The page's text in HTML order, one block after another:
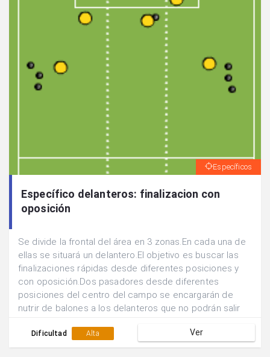
Específicos
Específico delanteros: finalizacion con
oposición
Se divide la frontal del área en 3 zonas.En cada una de
ellas se situará un delantero.El objetivo es buscar las
finalizaciones rápidas desde diferentes posiciones y
con oposición.Dos pasadores desde diferentes
posiciones del centro del campo se encargarán de
nutrir de balones a los delanteros que no podrán salir
desplazarse libremente para abortar la acción
ofensiva.Los atacantes tienen posibilidad de combinar
Dificultad Alta Ver